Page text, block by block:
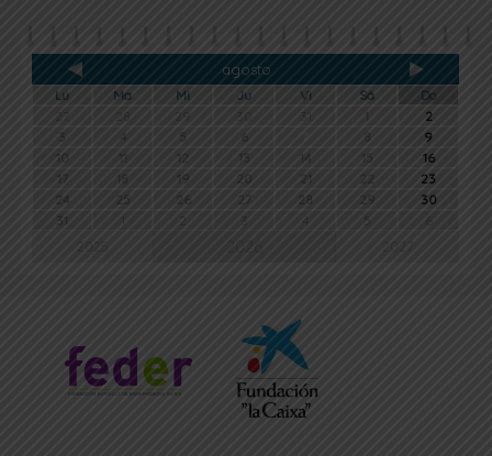
agosto
Lu Ma Mi Ju Vi Sá
Do
27
28 29 30 31 1
2
3
4 5 6 8
9
10
11 12 13 14 15
16
17
18 19 20 21 22
23
24
25 26 27 28 29
30
31
2 3 4 5 6